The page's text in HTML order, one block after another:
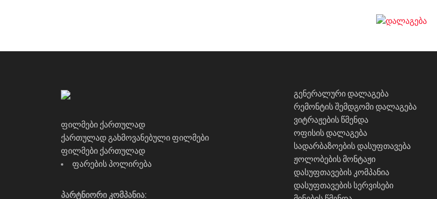
ფილმები ქართულად
ქართულად გახმოვანებული ფილმები
ფილმები ქართულად
ფარების პოლირება
პარტნიორი კომპანია:
გენერალური დალაგება
რემონტის შემდგომი დალაგება
ვიტრაჟების წმენდა
ოფისის დალაგება
სადარბაზოების დასუფთავება
ჟოლობების მონტაჟი
დასუფთავების კომპანია
დასუფთავების სერვისები